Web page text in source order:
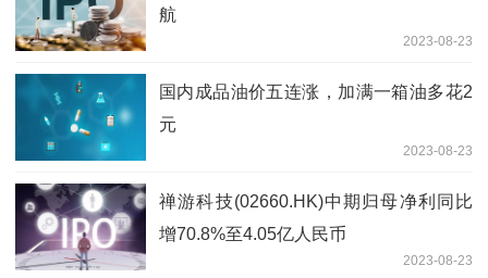
航
2023-08-23
国内成品油价五连涨，加满一箱油多花2
元
2023-08-23
禅游科技(02660.HK)中期归母净利同比
增70.8%至4.05亿人民币
2023-08-23